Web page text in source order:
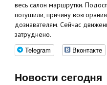
весь салон маршрутки.
потушили, причину
дознавателям. Сейчас
затруднено.
Telegram Вконтакте
Новости сегодня